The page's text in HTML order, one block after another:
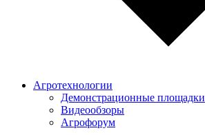
Агротехнологии
Демонстрационные площадки
Видеообзоры
Агрофорум